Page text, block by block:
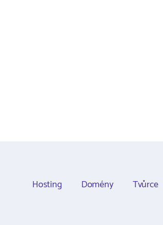
Hosting Domény Tvůrce